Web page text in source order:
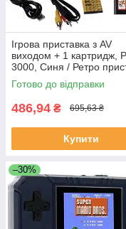
Ігрова приставка з AV
виходом + 1 картридж,
3000, Синя / Ретро
/ Портативна ігрова
Готово до відправки
486,94 ₴ 695,63 ₴
Купити
–30%